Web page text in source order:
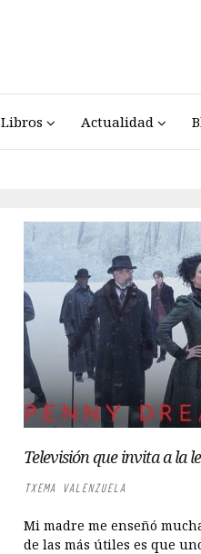
Libros Actualidad
Televisión que invita a la
TXEMA VALENZUELA
Mi madre me enseñó
de las más útiles es que